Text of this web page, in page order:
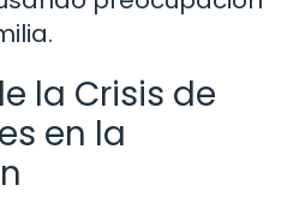
la Crisis de
en la